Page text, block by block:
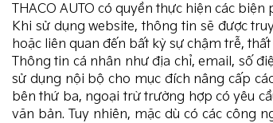
THACO AUTO có quyền thực hiện các
Khi sử dụng website, thông tin sẽ được
hoặc liên quan đến bất kỳ sự chậm trễ,
Thông tin cá nhân như địa chỉ, email, số
sử dụng nội bộ cho mục đích nâng cấp
bên thứ ba, ngoại trừ trường hợp có yêu
văn bản. Tuy nhiên, mặc dù có các công